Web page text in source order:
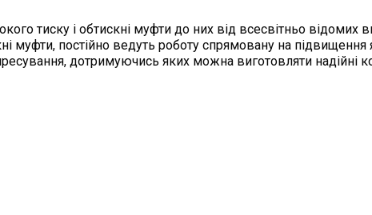
тиску і обтискні муфти до них від всесвітньо відомих
муфти, постійно ведуть роботу спрямовану на
дотримуючись яких можна виготовляти надійні